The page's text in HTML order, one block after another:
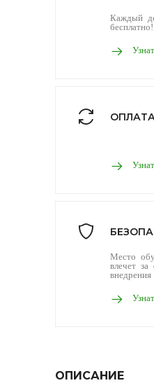
Каждый
Место
влечет за
внедрения
ОПИСАНИЕ